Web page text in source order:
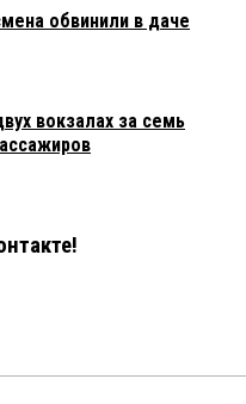
обвинили в даче
вокзалах за семь